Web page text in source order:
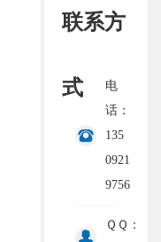
联系方
式
电
话：
135
0921
9756
ＱＱ：